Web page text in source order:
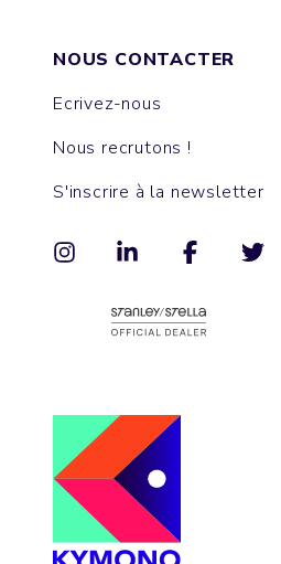
NOUS CONTACTER
Ecrivez-nous
Nous recrutons !
S'inscrire à la newsletter